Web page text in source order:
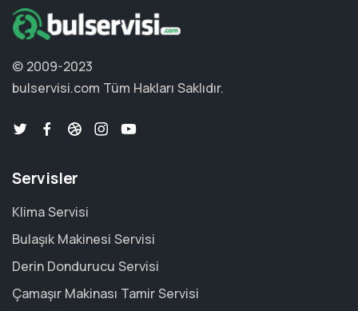
© 2009-2023
bulservisi.com Tüm Hakları Saklıdır.
Servisler
Klima Servisi
Bulaşık Makinesi Servisi
Derin Dondurucu Servisi
Çamaşır Makinası Tamir Servisi